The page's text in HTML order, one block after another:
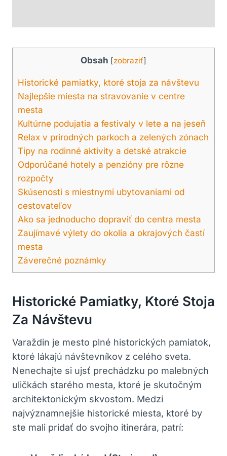
Obsah [zobraziť]
Historické pamiatky, ktoré stoja za návštevu
Najlepšie miesta na stravovanie v centre
mesta
Kultúrne podujatia a festivaly v lete a na jeseň
Relax v prírodných parkoch a zelených zónach
Tipy na rodinné aktivity a detské atrakcie
Odporúčané hotely a penzióny pre rôzne
rozpočty
Skúsenosti s miestnymi ubytovaniami od
cestovateľov
Ako sa jednoducho dopraviť do centra mesta
Zaujímavé výlety do okolia a okrajových častí
mesta
Záverečné poznámky
Historické Pamiatky, Ktoré Stoja
Za Návštevu
Varaždin je mesto plné historických pamiatok,
ktoré lákajú návštevníkov z celého sveta.
Nenechajte si ujsť prechádzku po malebných
uličkách starého mesta, ktoré je skutočným
architektonickým skvostom. Medzi
najvýznamnejšie historické miesta, ktoré by
ste mali pridať do svojho itinerára, patrí: